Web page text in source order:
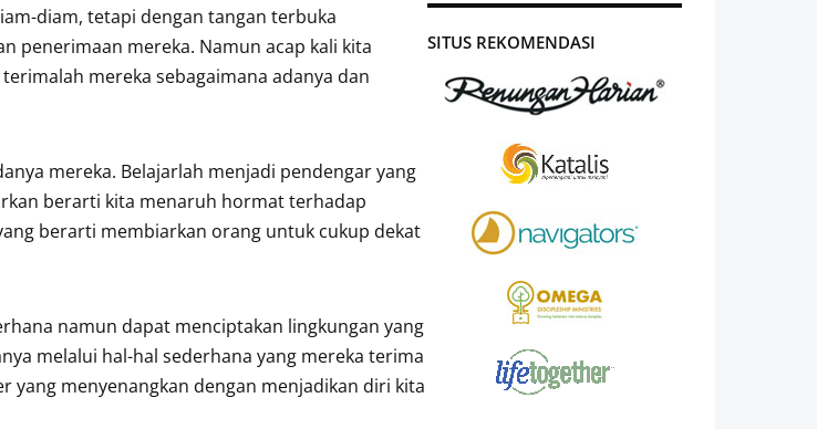
diam, tetapi dengan tangan terbuka
penerimaan mereka. Namun acap kali kita
mereka sebagaimana adanya dan
mereka. Belajarlah menjadi pendengar yang
berarti kita menaruh hormat terhadap
berarti membiarkan orang untuk cukup dekat
namun dapat menciptakan lingkungan yang
melalui hal-hal sederhana yang mereka terima
yang menyenangkan dengan menjadikan diri kita
SITUS REKOMENDASI